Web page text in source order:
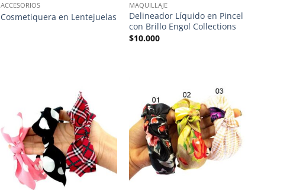
ACCESORIOS
Cosmetiquera en Lentejuelas
MAQUILLAJE
Delineador Líquido en Pincel
con Brillo Engol Collections
$10.000